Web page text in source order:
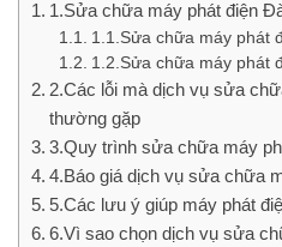
1.Sửa chữa máy phát điện
1.1.Sửa chữa máy phát
1.2.Sửa chữa máy phát
2.Các lỗi mà dịch vụ sửa
thường gặp
3.Quy trình sửa chữa máy
4.Báo giá dịch vụ sửa chữa
5.Các lưu ý giúp máy phát
6.Vì sao chọn dịch vụ sửa